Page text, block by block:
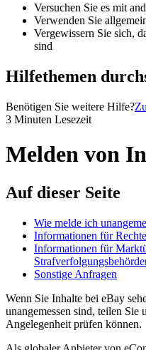
Versuchen Sie es mit
Verwenden Sie
Vergewissern Sie sich,
sind
Hilfethemen
Benötigen Sie weitere Hilfe?
3 Minuten Lesezeit
Melden von
Auf dieser Seite
Wie melde ich
Informationen für
Informationen für
Sonstige Anfragen
Wenn Sie Inhalte bei eBay
unangemessen sind, teilen
Angelegenheit prüfen können.